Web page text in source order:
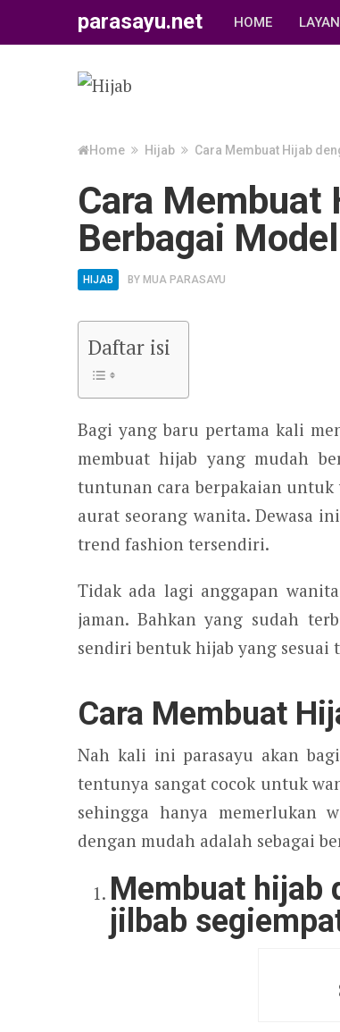
parasayu.net HOME
Home Hijab Cara Membuat Hijab
Cara Membuat
Berbagai Model
HIJAB BY MUA PARASAYU
Daftar isi
Bagi yang baru pertama kali
membuat hijab yang mudah
tuntunan cara berpakaian
aurat seorang wanita. Dewasa
trend fashion tersendiri.
Tidak ada lagi anggapan
jaman. Bahkan yang sudah
sendiri bentuk hijab yang sesuai
Cara Membuat
Nah kali ini parasayu akan
tentunya sangat cocok untuk
sehingga hanya memerlukan
dengan mudah adalah sebagai
Membuat hijab
jilbab